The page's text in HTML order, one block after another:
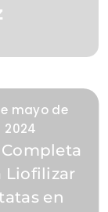
mayo de
2024
Liofilizar
en